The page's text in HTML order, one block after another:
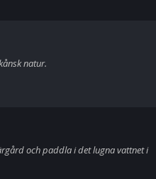
natur.
och paddla i det lugna vattnet i